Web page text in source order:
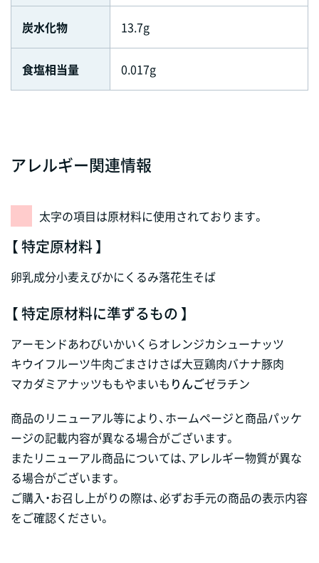
炭水化物 13.7g
食塩相当量 0.017g
アレルギー関連情報
太字の項目は原材料に使用されております。
【 特定原材料 】
卵乳成分小麦えびかにくるみ落花生そば
【 特定原材料に準ずるもの 】
アーモンドあわびいかいくらオレンジカシューナッツ
キウイフルーツ牛肉ごまさけさば大豆鶏肉バナナ豚肉
マカダミアナッツももやまいも りんごゼラチン
商品のリニューアル等により、ホームページと商品パッケ
ージの記載内容が異なる場合がございます。
またリニューアル商品については、アレルギー物質が異な
る場合がございます。
ご購入・お召し上がりの際は、必ずお手元の商品の表示内容
をご確認ください。